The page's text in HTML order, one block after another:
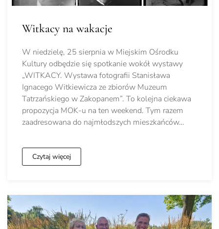
Witkacy na wakacje
W niedzielę, 25 sierpnia w Miejskim Ośrodku
Kultury odbędzie się spotkanie wokół wystawy
„WITKACY. Wystawa fotografii Stanisława
Ignacego Witkiewicza ze zbiorów Muzeum
Tatrzańskiego w Zakopanem”. To kolejna ciekawa
propozycja MOK-u na ten weekend. Tym razem
zaadresowana do najmłodszych mieszkańców…
Czytaj więcej